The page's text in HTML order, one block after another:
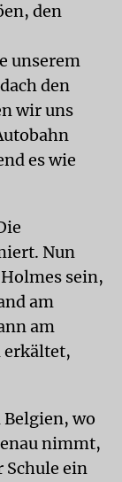
den
unserem
den
wir uns
es wie
Nun
sein,
am
am
erkältet,
wo
nimmt,
Schule ein